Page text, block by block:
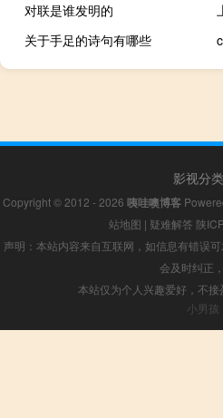
对联是谁发明的
关于手足的诗句有哪些
影视分类
Copyright © 2012 - 2026 咦哇噢博客
站地图 | 疑难解答 陕
声明：本站内容来自互联网，如信息有错误
会及时纠正
本站仅为个人兴趣爱好，不
小男孩